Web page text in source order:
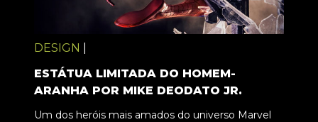
DESIGN
ESTÁTUA LIMITADA DO HOMEM-
ARANHA POR MIKE DEODATO JR.
Um dos heróis mais amados do universo Marvel